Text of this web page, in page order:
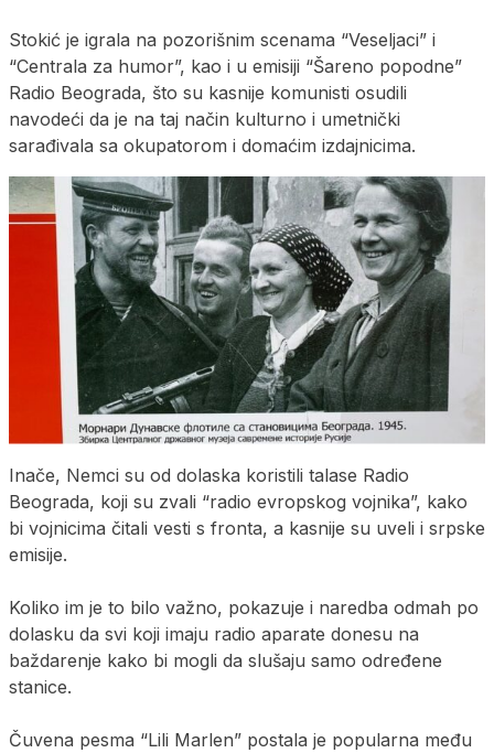
Stokić je igrala na pozorišnim scenama “Veseljaci” i
“Centrala za humor”, kao i u emisiji “Šareno popodne”
Radio Beograda, što su kasnije komunisti osudili
navodeći da je na taj način kulturno i umetnički
sarađivala sa okupatorom i domaćim izdajnicima.
Inače, Nemci su od dolaska koristili talase Radio
Beograda, koji su zvali “radio evropskog vojnika”, kako
bi vojnicima čitali vesti s fronta, a kasnije su uveli i srpske
emisije.
Koliko im je to bilo važno, pokazuje i naredba odmah po
dolasku da svi koji imaju radio aparate donesu na
baždarenje kako bi mogli da slušaju samo određene
stanice.
Čuvena pesma “Lili Marlen” postala je popularna među